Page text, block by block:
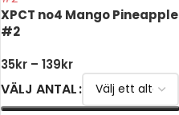
XPCT no4 Mango Pineapple
#2
35kr – 139kr
VÄLJ ANTAL